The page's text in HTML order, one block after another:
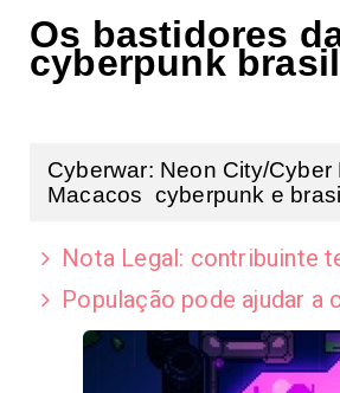
Os bastidores
cyberpunk
Cyberwar: Neon City/
Macacos cyberpunk e
Nota Legal: contribuinte
População pode ajudar a